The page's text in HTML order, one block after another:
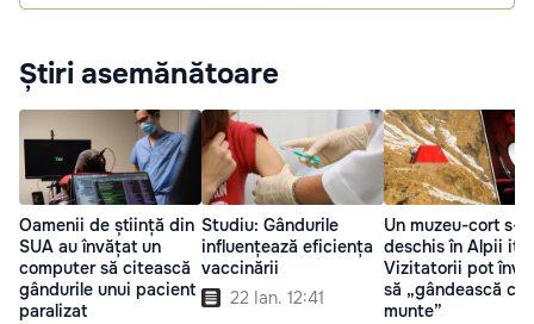
Știri asemănătoare
Oamenii de știință din
SUA au învățat un
computer să citească
gândurile unui pacient
paralizat
Studiu: Gândurile
influențează eficiența
vaccinării
22 Ian. 12:41
Un muzeu-cort s-a
deschis în Alpii
Vizitatorii pot
să „gândească ca
munte”